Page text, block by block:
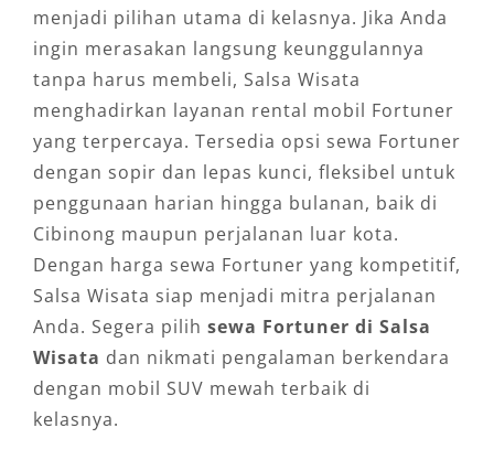
menjadi pilihan utama di kelasnya. Jika Anda
ingin merasakan langsung keunggulannya
tanpa harus membeli, Salsa Wisata
menghadirkan layanan rental mobil Fortuner
yang terpercaya. Tersedia opsi sewa Fortuner
dengan sopir dan lepas kunci, fleksibel untuk
penggunaan harian hingga bulanan, baik di
Cibinong maupun perjalanan luar kota.
Dengan harga sewa Fortuner yang kompetitif,
Salsa Wisata siap menjadi mitra perjalanan
Anda. Segera pilih sewa Fortuner di Salsa
Wisata dan nikmati pengalaman berkendara
dengan mobil SUV mewah terbaik di
kelasnya.